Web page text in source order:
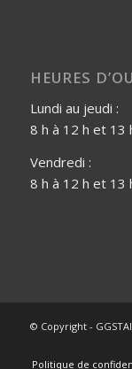
HEURES
Lundi au jeudi :
8 h à 12 h et 13
Vendredi :
8 h à 12 h et 13
© Copyright -
Politique de